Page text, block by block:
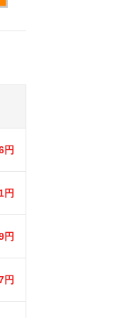
円
円
円
円